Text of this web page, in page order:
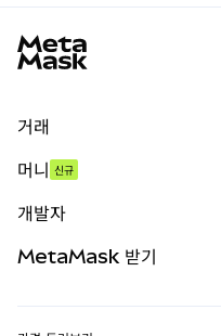
거래
무기한 선물
실물자산
머니 신규
개발자
MetaMask 받기